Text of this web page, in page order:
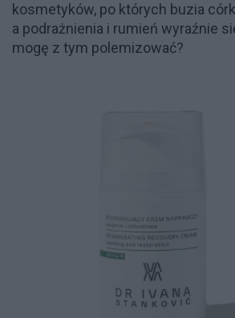
kosmetyków, po których buzia
a podrażnienia i rumień wyraźnie
mogę z tym polemizować?